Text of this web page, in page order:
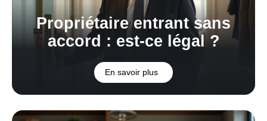
Propriétaire entrant sans
accord : est-ce légal ?
En savoir plus